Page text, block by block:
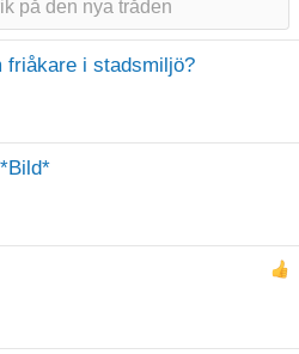
friåkare i stadsmiljö?